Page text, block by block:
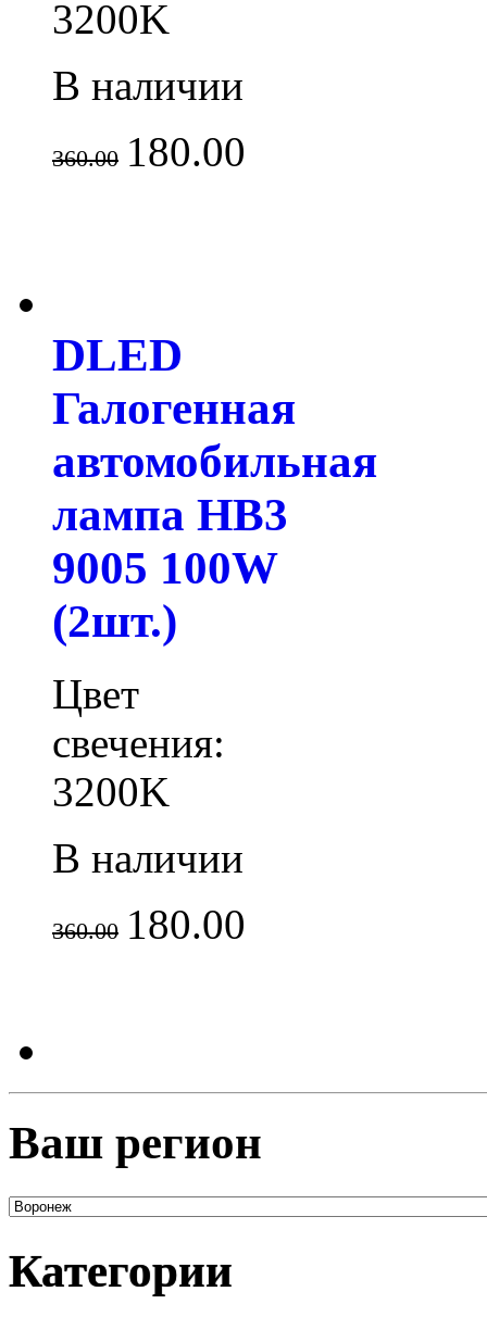
3200K
В наличии
360.00 180.00
DLED
Галогенная
автомобильная
лампа HB3
9005 100W
(2шт.)
Цвет
свечения:
3200K
В наличии
360.00 180.00
Ваш регион
Категории